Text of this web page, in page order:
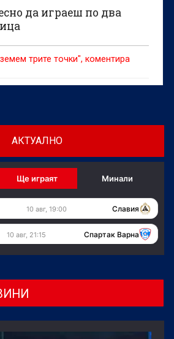
да играеш по два
трите точки", коментира
АКТУАЛНО
Ще играят Минали
10 авг, 19:00 Славия
10 авг, 21:15 Спартак Варна